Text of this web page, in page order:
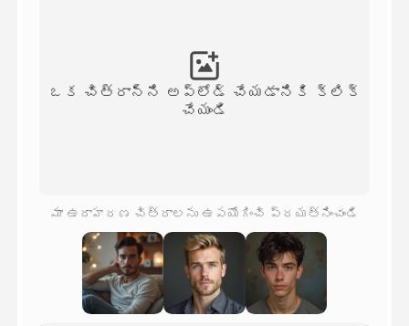
అన్ని టెంప్లేట్‌లను చూడండి
ఒక చిత్రాన్ని అప్‌లోడ్ చేయడానికి క్లిక్
చేయండి
మా ఉదాహరణ చిత్రాలను ఉపయోగించి ప్రయత్నించండి